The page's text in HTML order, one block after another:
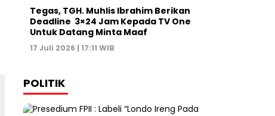
Tegas, TGH. Muhlis Ibrahim Berikan
Deadline 3×24 Jam Kepada TV One
Untuk Datang Minta Maaf
17 Juli 2026 | 17:11 WIB
POLITIK